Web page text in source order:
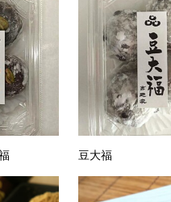
豆大福